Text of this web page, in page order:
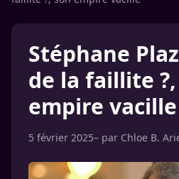
Stéphane
de la faillite
empire vacille
5 février 2025– par Chloe B.